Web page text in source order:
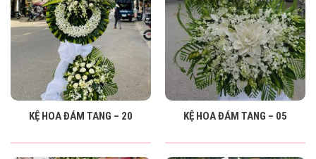
KỆ HOA ĐÁM TANG – 20 KỆ HOA ĐÁM TANG – 05